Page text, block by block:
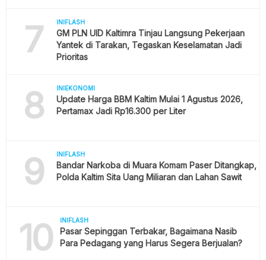
7 INIFLASH
GM PLN UID Kaltimra Tinjau Langsung Pekerjaan
Yantek di Tarakan, Tegaskan Keselamatan Jadi
Prioritas
8 INIEKONOMI
Update Harga BBM Kaltim Mulai 1 Agustus 2026,
Pertamax Jadi Rp16.300 per Liter
9 INIFLASH
Bandar Narkoba di Muara Komam Paser Ditangkap,
Polda Kaltim Sita Uang Miliaran dan Lahan Sawit
10 INIFLASH
Pasar Sepinggan Terbakar, Bagaimana Nasib
Para Pedagang yang Harus Segera Berjualan?